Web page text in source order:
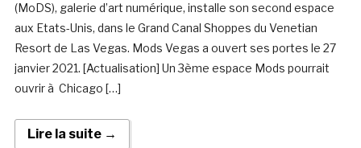
(MoDS), galerie d’art numérique, installe son second espace
aux Etats-Unis, dans le Grand Canal Shoppes du Venetian
Resort de Las Vegas. Mods Vegas a ouvert ses portes le 27
janvier 2021. [Actualisation] Un 3ème espace Mods pourrait
ouvrir à Chicago […]
Lire la suite →